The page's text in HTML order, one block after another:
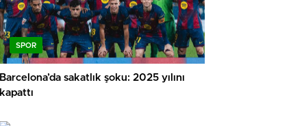
SPOR
Barcelona’da sakatlık şoku: 2025 yılını
kapattı